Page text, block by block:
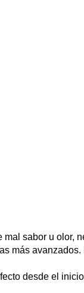
mal sabor u olor,
más
desde el